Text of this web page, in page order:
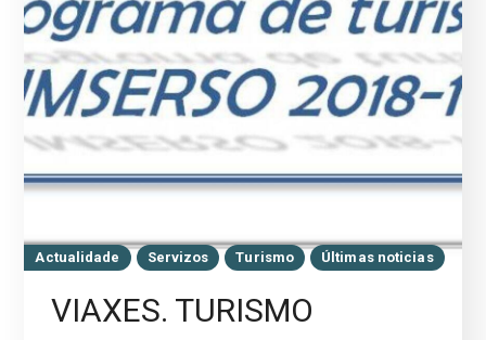
Actualidade Servizos Turismo Últimas noticias
VIAXES. TURISMO